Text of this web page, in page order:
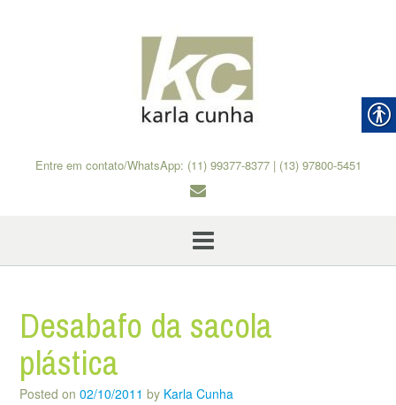
Entre em contato/WhatsApp: (11) 99377-8377 | (13) 97800-5451
Desabafo da sacola
plástica
Posted on 02/10/2011 by Karla Cunha